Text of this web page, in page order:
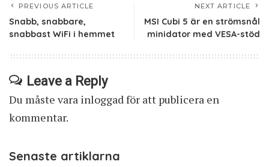
PREVIOUS ARTICLE
Snabb, snabbare,
snabbast WiFi i hemmet
NEXT ARTICLE
MSI Cubi 5 är en strömsnål
minidator med VESA-stöd
Leave a Reply
Du måste vara inloggadför att publicera en
kommentar.
Senaste artiklarna